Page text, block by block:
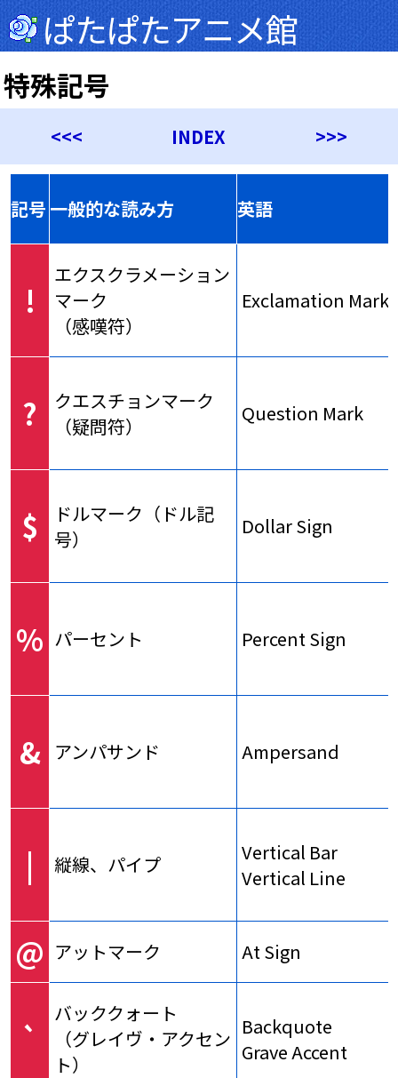
ぱたぱたアニメ館
特殊記号
<<< INDEX >>>
記号 一般的な読み方 英語
!
エクスクラメーション
マーク
（感嘆符）
Exclamation Mark
?
クエスチョンマーク
（疑問符）
Question Mark
$
ドルマーク（ドル記
号）
Dollar Sign
% パーセント Percent Sign
& アンパサンド Ampersand
| 縦線、パイプ
Vertical Bar
Vertical Line
@ アットマーク At Sign
`
バッククォート
（グレイヴ・アクセン
ト）
Backquote
Grave Accent